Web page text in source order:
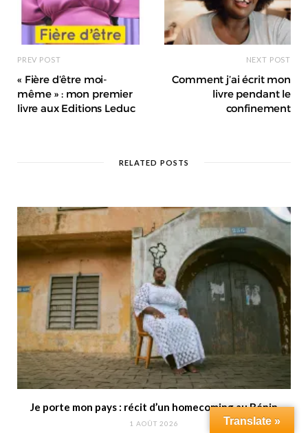
PREV POST
« Fière d’être moi-
même » : mon premier
livre aux Editions Leduc
NEXT POST
Comment j’ai écrit mon
livre pendant le
confinement
RELATED POSTS
Je porte mon pays : récit d’un homecoming au Bénin
1 AOÛT 2026 Translate »